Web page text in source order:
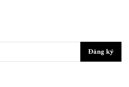
Đăng ký